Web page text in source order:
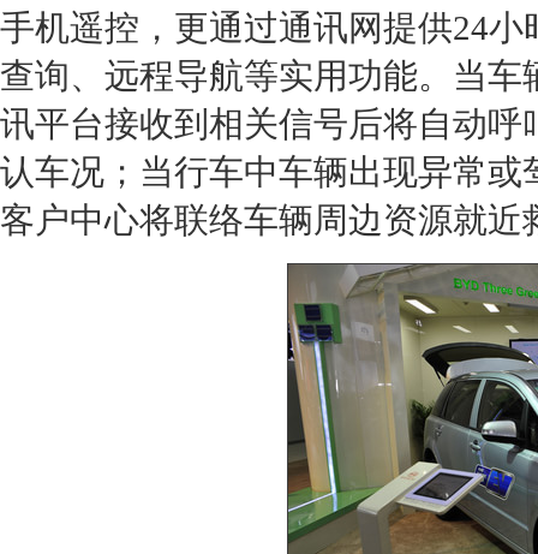
手机遥控，更通过通讯网提供24
查询、远程导航等实用功能。当车
讯平台接收到相关信号后将自动
认车况；当行车中车辆出现异常
客户中心将联络车辆周边资源就近